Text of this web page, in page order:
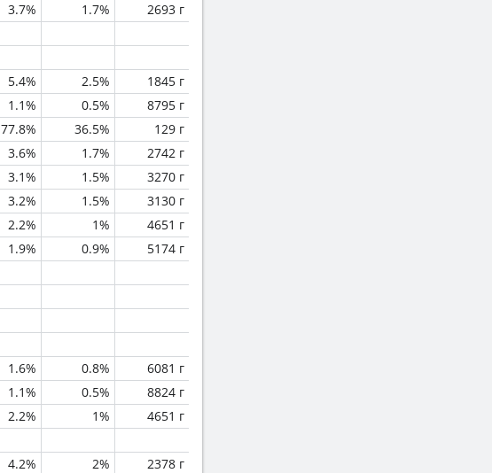
3.7% 1.7%
2693 г
5.4% 2.5%
1845 г
1.1% 0.5%
8795 г
77.8% 36.5%
129 г
3.6% 1.7%
2742 г
3.1% 1.5%
3270 г
3.2% 1.5%
3130 г
2.2% 1%
4651 г
1.9% 0.9% 5174 г
1.6% 0.8%
6081 г
1.1% 0.5%
8824 г
2.2% 1%
4651 г
4.2% 2%
2378 г